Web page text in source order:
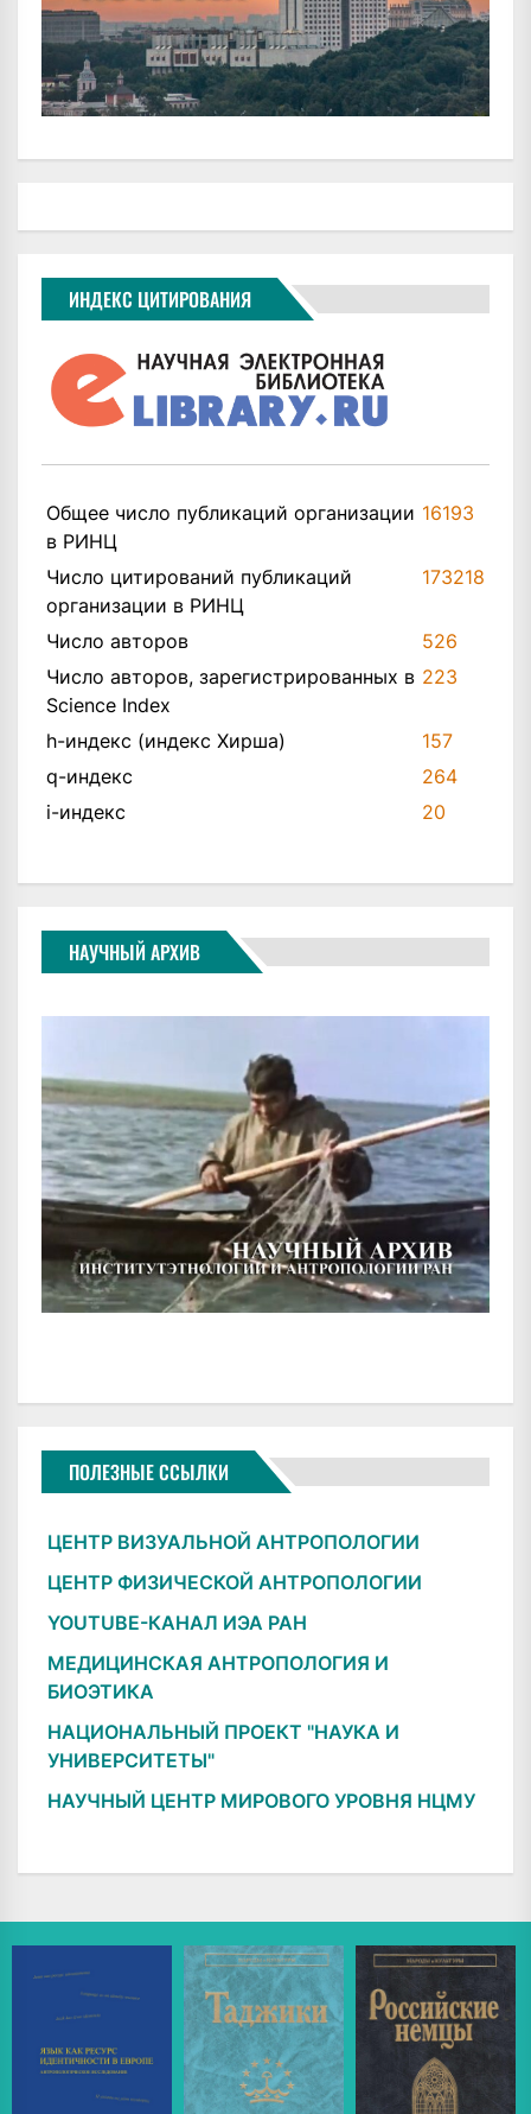
ИНДЕКС ЦИТИРОВАНИЯ
Общее число публикаций организации
в РИНЦ
16193
Число цитирований публикаций
организации в РИНЦ
173218
Число авторов
526
Число авторов, зарегистрированных в
Science Index
223
h-индекс (индекс Хирша)
157
q-индекс
264
i-индекс
20
НАУЧНЫЙ АРХИВ
ПОЛЕЗНЫЕ ССЫЛКИ
ЦЕНТР ВИЗУАЛЬНОЙ АНТРОПОЛОГИИ
ЦЕНТР ФИЗИЧЕСКОЙ АНТРОПОЛОГИИ
YOUTUBE-КАНАЛ ИЭА РАН
МЕДИЦИНСКАЯ АНТРОПОЛОГИЯ И
БИОЭТИКА
НАЦИОНАЛЬНЫЙ ПРОЕКТ "НАУКА И
УНИВЕРСИТЕТЫ"
НАУЧНЫЙ ЦЕНТР МИРОВОГО УРОВНЯ НЦМУ